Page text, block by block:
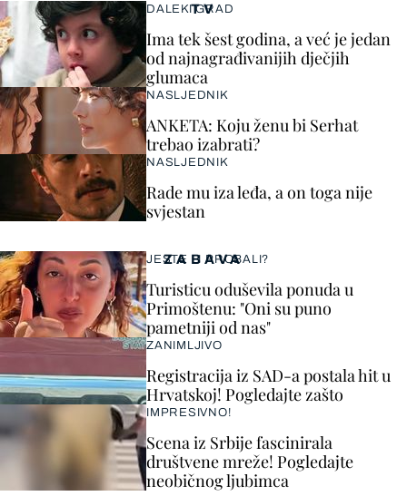
ZABAVA
JESTE LI PROBALI?
Turisticu oduševila ponuda u
Primoštenu: "Oni su puno
pametniji od nas"
ZANIMLJIVO
Registracija iz SAD-a postala hit u
Hrvatskoj! Pogledajte zašto
IMPRESIVNO!
Scena iz Srbije fascinirala
društvene mreže! Pogledajte
neobičnog ljubimca
TV
DALEKI GRAD
Ima tek šest godina, a već je jedan
od najnagrađivanijih dječjih
glumaca
NASLJEDNIK
ANKETA: Koju ženu bi Serhat
trebao izabrati?
NASLJEDNIK
Rade mu iza leđa, a on toga nije
svjestan